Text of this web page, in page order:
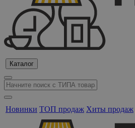
Каталог
Новинки ТОП продаж Хиты продаж